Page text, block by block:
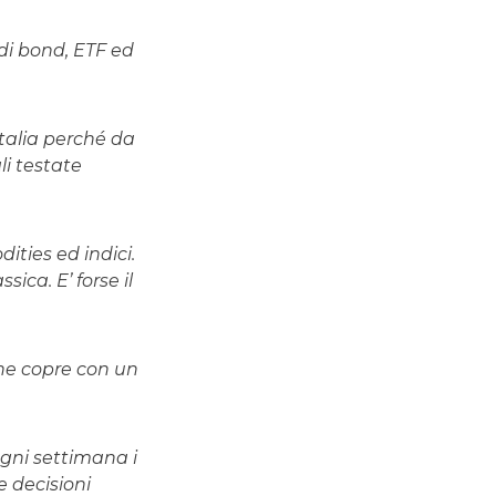
bond, ETF ed
perché da
testate
ed indici.
E’ forse il
copre con un
settimana i
decisioni